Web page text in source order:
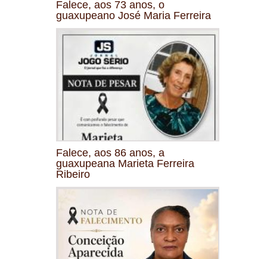
Falece, aos 73 anos, o
guaxupeano José Maria Ferreira
Falece, aos 86 anos, a
guaxupeana Marieta Ferreira
Ribeiro